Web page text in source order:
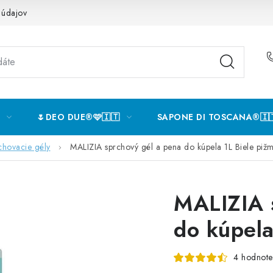
🌷DEO DUE®️🩷🇮🇹 SAPONE DI
gély MALIZIA sprchový gél a pena do kúpela 1L Biele
MALIZIA
do
4